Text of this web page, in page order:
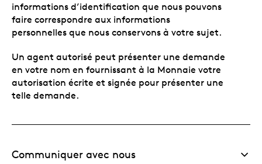
informations d’identification que nous pouvons
faire correspondre aux informations
personnelles que nous conservons à votre sujet.
Un agent autorisé peut présenter une demande
en votre nom en fournissant à la Monnaie votre
autorisation écrite et signée pour présenter une
telle demande.
Communiquer avec nous